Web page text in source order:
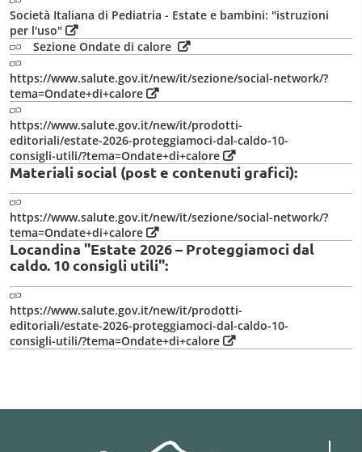
Società Italiana di Pediatria - Estate e bambini: "istruzioni
per l'uso"
Sezione Ondate di calore
https://www.salute.gov.it/new/it/sezione/social-network/?
tema=Ondate+di+calore
https://www.salute.gov.it/new/it/prodotti-
editoriali/estate-2026-proteggiamoci-dal-caldo-10-
consigli-utili/?tema=Ondate+di+calore
Materiali social (post e contenuti grafici):
https://www.salute.gov.it/new/it/sezione/social-network/?
tema=Ondate+di+calore
Locandina "Estate 2026 – Proteggiamoci dal
caldo. 10 consigli utili":
https://www.salute.gov.it/new/it/prodotti-
editoriali/estate-2026-proteggiamoci-dal-caldo-10-
consigli-utili/?tema=Ondate+di+calore